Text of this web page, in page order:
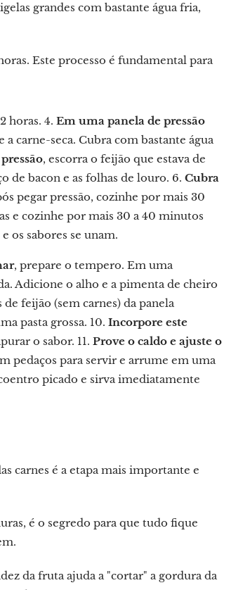
grandes com bastante água fria,
Este processo é fundamental para
horas. 4. Em uma panela de pressão
carne-seca. Cubra com bastante água
, escorra o feijão que estava de
de bacon e as folhas de louro. 6. Cubra
pegar pressão, cozinhe por mais 30
e cozinhe por mais 30 a 40 minutos
os sabores se unam.
, prepare o tempero. Em uma
Adicione o alho e a pimenta de cheiro
feijão (sem carnes) da panela
pasta grossa. 10. Incorpore este
o sabor. 11. Prove o caldo e ajuste o
pedaços para servir e arrume em uma
picado e sirva imediatamente
carnes é a etapa mais importante e
é o segredo para que tudo fique
da fruta ajuda a "cortar" a gordura da